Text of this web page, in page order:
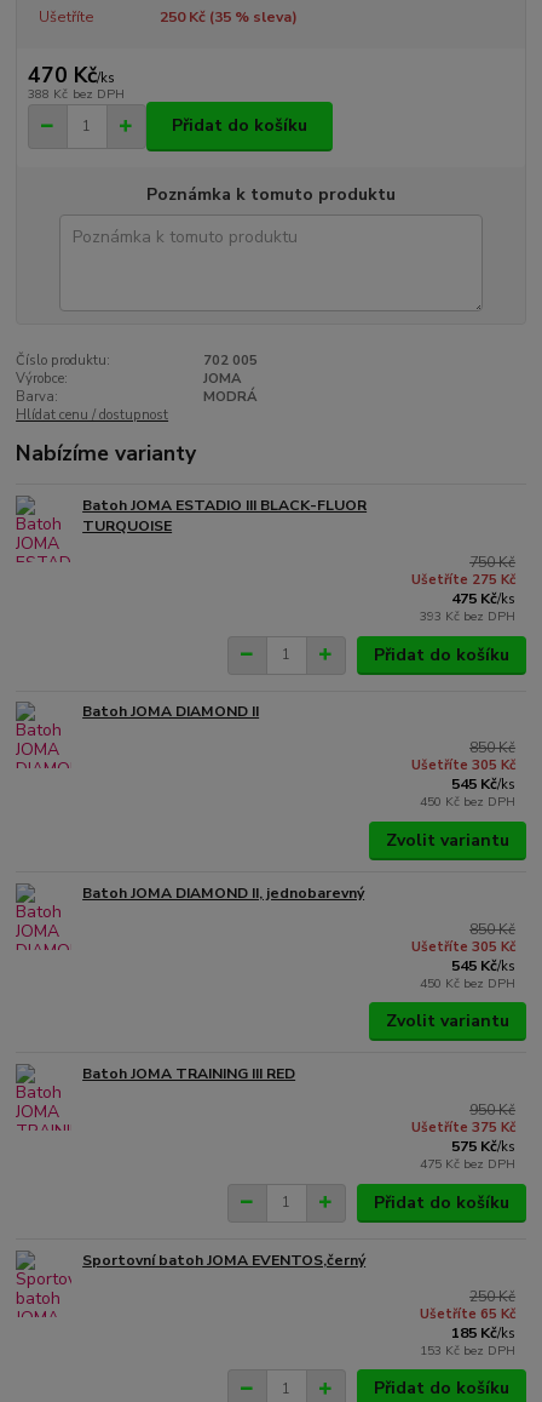
Ušetříte 250 Kč (35% sleva)
470 Kč/ks
388 Kč bez DPH
Přidat do košíku
Poznámka k tomuto produktu
Číslo produktu:
702 005
Výrobce:
JOMA
Barva:
MODRÁ
Hlídat cenu / dostupnost
Nabízíme varianty
Batoh JOMA ESTADIO III BLACK-FLUOR
TURQUOISE
750 Kč
Ušetříte 275 Kč
475 Kč/ks
393 Kč bez DPH
Přidat do košíku
Batoh JOMA DIAMOND II
850 Kč
Ušetříte 305 Kč
545 Kč/ks
450 Kč bez DPH
Zvolit variantu
Batoh JOMA DIAMOND II, jednobarevný
850 Kč
Ušetříte 305 Kč
545 Kč/ks
450 Kč bez DPH
Zvolit variantu
Batoh JOMA TRAINING III RED
950 Kč
Ušetříte 375 Kč
575 Kč/ks
475 Kč bez DPH
Přidat do košíku
Sportovní batoh JOMA EVENTOS,černý
250 Kč
Ušetříte 65 Kč
185 Kč/ks
153 Kč bez DPH
Přidat do košíku